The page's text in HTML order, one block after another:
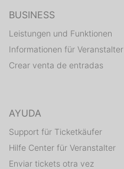
BUSINESS
Leistungen und Funktionen
Informationen für Veranstalter
Crear venta de entradas
AYUDA
Support für Ticketkäufer
Hilfe Center für Veranstalter
Enviar tickets otra vez